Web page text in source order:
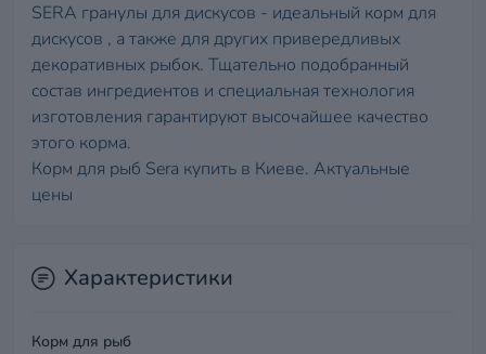
SERA гранулы для дискусов - идеальный корм для
дискусов , а также для других привередливых
декоративных рыбок. Тщательно подобранный
состав ингредиентов и специальная технология
изготовления гарантируют высочайшее качество
этого корма.
Корм для рыб Sera купить в Киеве. Актуальные
цены
Характеристики
Корм для рыб